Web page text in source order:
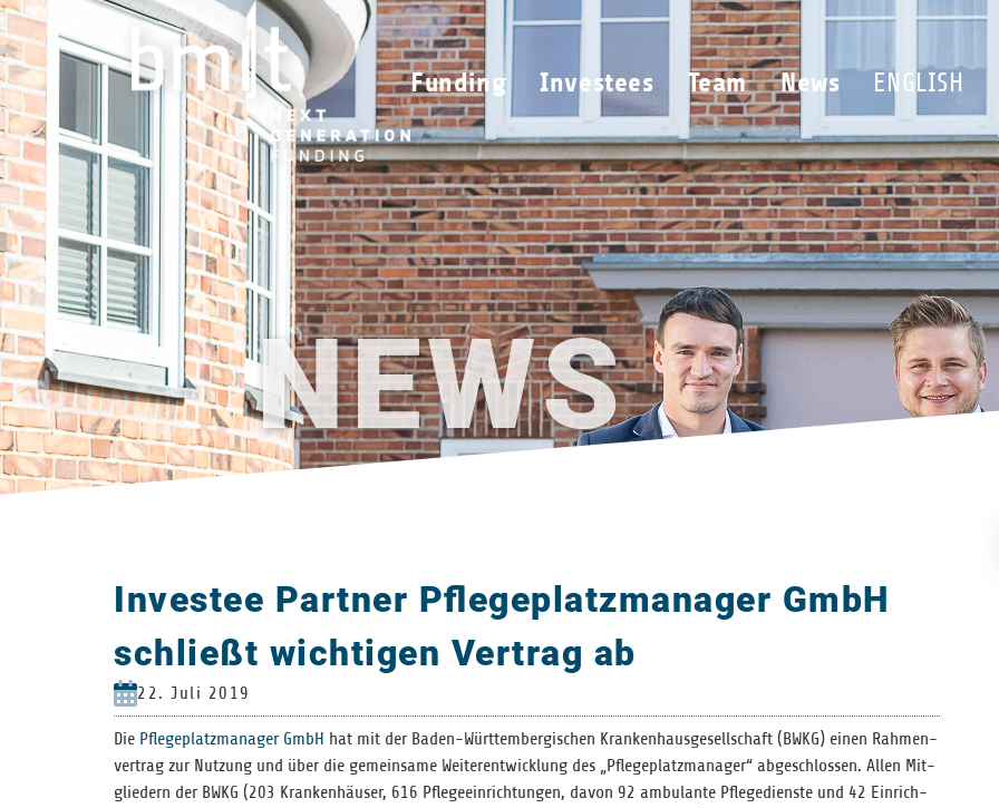
Funding Investees Team News ENGLISH
NEWS
Investee Partner Pflegeplatzmanager GmbH
schließt wichtigen Vertrag ab
22. Juli 2019
Die Pfle­ge­platz­ma­na­ger GmbH hat mit der Baden-Würt­tem­ber­gi­schen Kran­ken­haus­ge­sell­schaft (BWKG) einen Rah­men­
ver­trag zur Nut­zung und über die gemein­same Wei­ter­ent­wick­lung des „Pfle­ge­platz­ma­na­ger“ abge­schlos­sen. Allen Mit­
glie­dern der BWKG (203 Kran­ken­häu­ser, 616 Pfle­ge­ein­rich­tun­gen, davon 92 ambu­lante Pfle­ge­dienste und 42 Ein­rich­